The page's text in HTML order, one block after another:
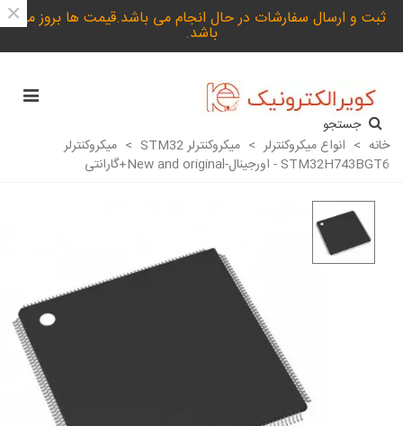
ثبت و ارسال سفارشات در حال انجام می باشد.قیمت ها بروز می
باشد.
×
جستجو
خانه > انواع میکروکنترلر > میکروکنترلر STM32 > میکروکنترلر
STM32H743BGT6 - اورجینال-New and original+گارانتی